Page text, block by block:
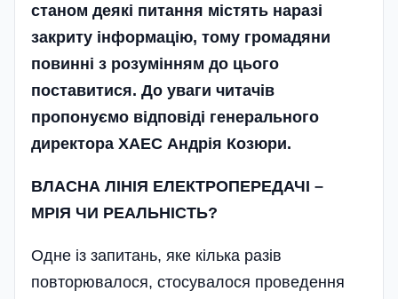
станом деякі питання містять наразі
закриту інформацію, тому громадяни
повинні з розумінням до цього
поставитися. До уваги читачів
пропонуємо відповіді генерального
директора ХАЕС Андрія Козюри.
ВЛАСНА ЛІНІЯ ЕЛЕКТРОПЕРЕДАЧІ –
МРІЯ ЧИ РЕАЛЬНІСТЬ?
Одне із запитань, яке кілька разів
повторювалося, стосувалося проведення